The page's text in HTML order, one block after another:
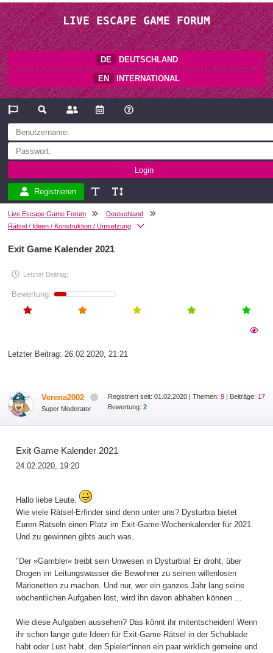
LIVE ESCAPE GAME FORUM
DE DEUTSCHLAND
EN INTERNATIONAL
Registrieren
Live Escape Game Forum
Deutschland
Rätsel / Ideen / Konstruktion / Umsetzung
Exit Game Kalender 2021
Letzter Beitrag:
Bewertung:
Letzter Beitrag: 26.02.2020, 21:21
Verena2002
Super Moderator
Registriert seit: 01.02.2020 |Themen:9 | Beiträge: 17
Bewertung:2
Exit Game Kalender 2021
24.02.2020, 19:20
Hallo liebe Leute.
Wie viele Rätsel-Erfinder sind denn unter uns? Dysturbia bietet
Euren Rätseln einen Platz im Exit-Game-Wochenkalender für 2021.
Und zu gewinnen gibts auch was.
"Der »Gambler« treibt sein Unwesen in Dysturbia! Er droht, über
Drogen im Leitungswasser die Bewohner zu seinen willenlosen
Marionetten zu machen. Und nur, wer ein ganzes Jahr lang seine
wöchentlichen Aufgaben löst, wird ihn davon abhalten können ...
Wie diese Aufgaben aussehen? Das könnt ihr mitentscheiden! Wenn
ihr schon lange gute Ideen für Exit-Game-Rätsel in der Schublade
habt oder Lust habt, den Spieler*innen ein paar wirklich gemeine und